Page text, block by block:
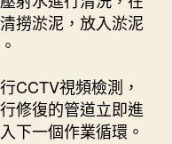
撈淤泥，放入淤泥
CCTV視頻檢測，
修復的管道立即進
下一個作業循環。